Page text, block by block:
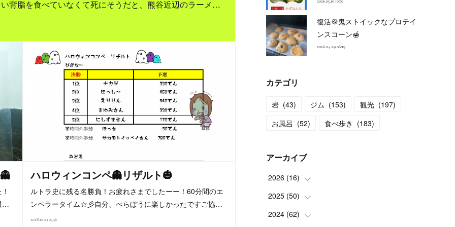
背脂を食べていなくて死にそうだと、熊谷近辺のラーメ…
…
ハロウィンコンペ👻リザルト🎃
ルトラ史に残る名勝負！お疲れさまでしたーー！60分間のエ
ンペラータイム☆彡自分、べらぼうに楽しかったですご協…
2018.10.23 05:56
復活🍪鬼ストイックなプロテイ
ンスコーン🍯
2026.04.29 06:19
カテゴリ
岩 (43) ジム (153) 観光 (197)
お風呂 (52) 食べ歩き (183)
アーカイブ
2026 (16)
(2)
(2)
2025 (50)
(3)
2024 (62)